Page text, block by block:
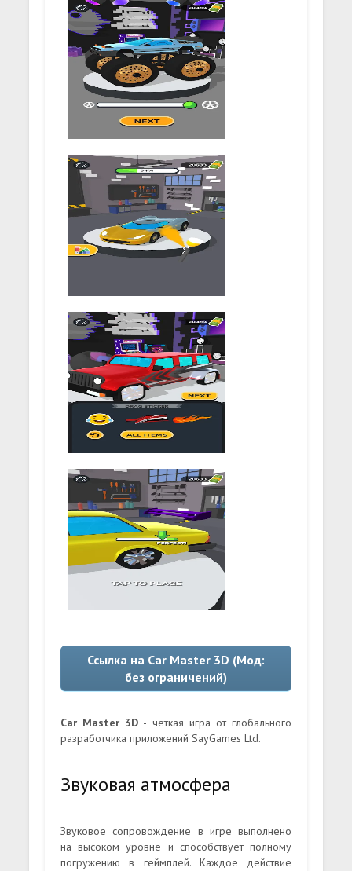
Ссылка на Car Master 3D (Мод:
без ограничений)
Car Master 3D - четкая игра от глобального
разработчика приложений SayGames Ltd.
Звуковая атмосфера
Звуковое сопровождение в игре выполнено
на высоком уровне и способствует полному
погружению в геймплей. Каждое действие